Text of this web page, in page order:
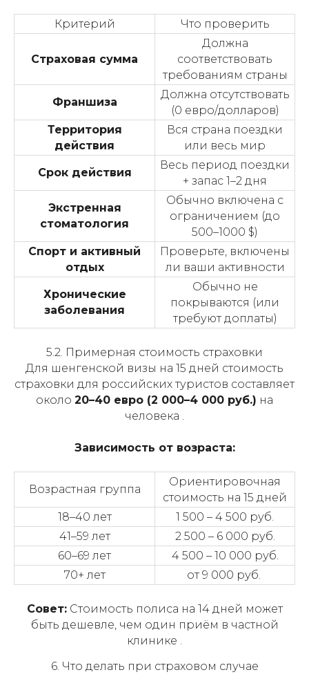
Критерий Что проверить
Страховая сумма
Должна
соответствовать
требованиям страны
Франшиза
Должна отсутствовать
(0 евро/долларов)
Территория
действия
Вся страна поездки
или весь мир
Срок действия
Весь период поездки
+ запас 1–2 дня
Экстренная
стоматология
Обычно включена с
ограничением (до
500–1000 $)
Спорт и активный
отдых
Проверьте, включены
ли ваши активности
Хронические
заболевания
Обычно не
покрываются (или
требуют доплаты)
5.2. Примерная стоимость страховки
Для шенгенской визы на 15 дней стоимость
страховки для российских туристов составляет
около 20–40 евро (2 000–4 000 руб.) на
человека .
Зависимость от возраста:
Возрастная группа
Ориентировочная
стоимость на 15 дней
18–40 лет
1 500 – 4 500 руб.
41–59 лет
2 500 – 6 000 руб.
60–69 лет
4 500 – 10 000 руб.
70+ лет
от 9 000 руб.
Совет:Стоимость полиса на 14 дней может
быть дешевле, чем один приём в частной
клинике .
6. Что делать при страховом случае